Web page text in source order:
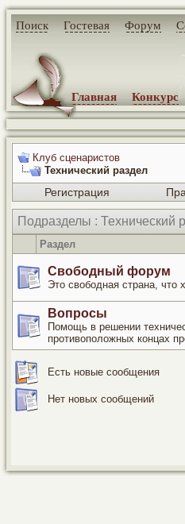
Поиск Гостевая Форум
Главная Конкурс
Клуб сценаристов
Технический раздел
Регистрация
Подразделы : Технический
Раздел
Свободный форум
Это свободная страна, что
Вопросы
Помощь в решении
противоположных концах
Есть новые сообщения
Нет новых сообщений